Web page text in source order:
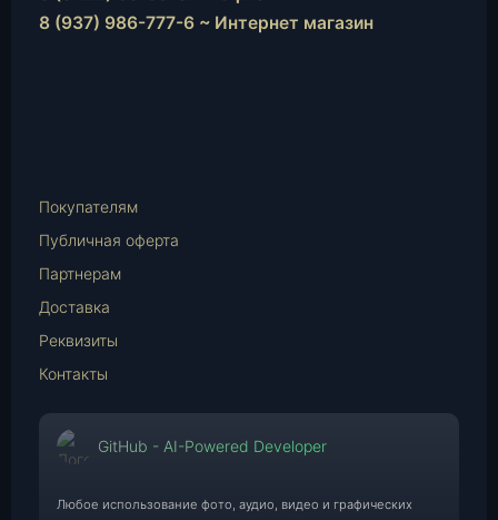
8 (937) 986-777-6 ~ Интернет магазин
Mail
Покупателям
Публичная оферта
Партнерам
Доставка
Реквизиты
Контакты
GitHub - AI-Powered Developer
Любое использование фото, аудио, видео и графических